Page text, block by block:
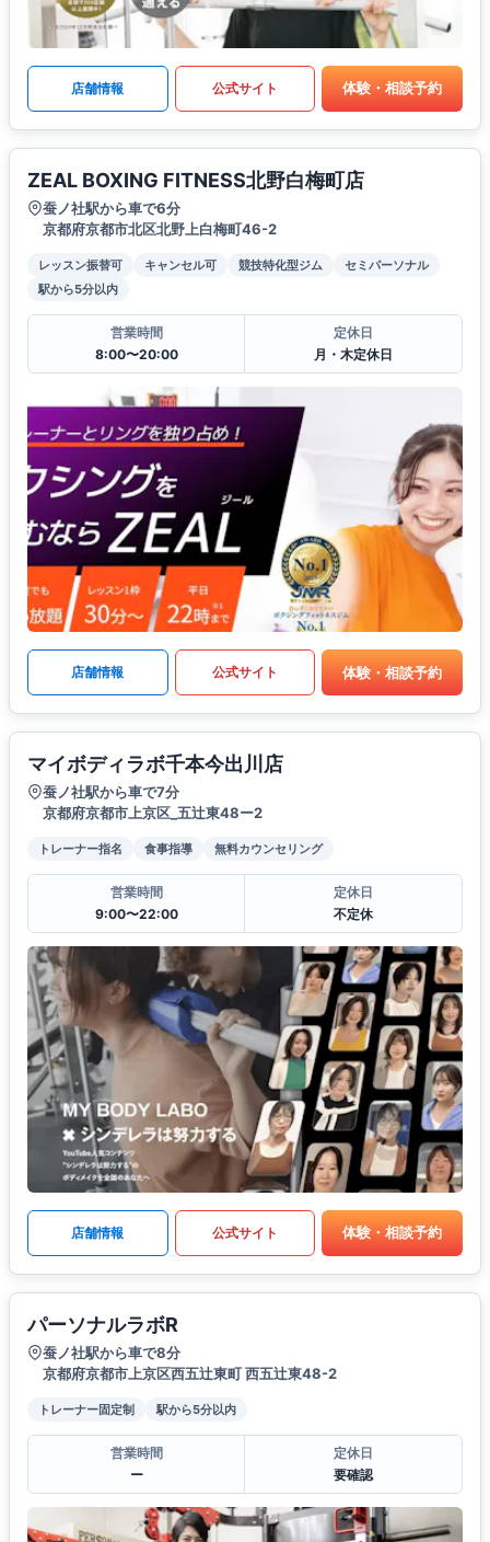
店舗情報 公式サイト 体験・相談予約
ZEAL BOXING FITNESS北野白梅町店
蚕ノ社駅から車で6分
京都府京都市北区北野上白梅町46-2
レッスン振替可 キャンセル可 競技特化型ジム
セミパーソナル
駅から5分以内
営業時間
8:00〜20:00
定休日
月・木定休日
店舗情報 公式サイト 体験・相談予約
マイボディラボ千本今出川店
蚕ノ社駅から車で7分
京都府京都市上京区_五辻東48ー2
トレーナー指名 食事指導 無料カウンセリング
営業時間
9:00〜22:00
定休日
不定休
店舗情報 公式サイト 体験・相談予約
パーソナルラボR
蚕ノ社駅から車で8分
京都府京都市上京区西五辻東町 西五辻東48-2
トレーナー固定制 駅から5分以内
営業時間
ー
定休日
要確認